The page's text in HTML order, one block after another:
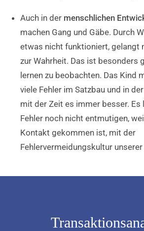
Auch in der menschlichen
machen Gang und Gäbe. Durch
etwas nicht funktioniert, gelangt
zur Wahrheit. Das ist besonders
lernen zu beobachten. Das Kind
viele Fehler im Satzbau und in
mit der Zeit es immer besser.
Fehler noch nicht entmutigen,
Kontakt gekommen ist, mit der
Fehlervermeidungskultur